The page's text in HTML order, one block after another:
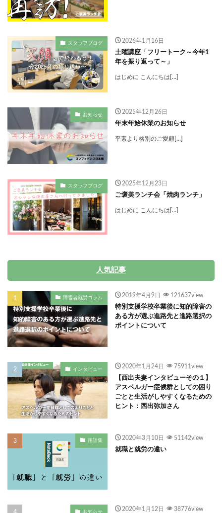
スタッフブログ 2026年1月16日
土曜講座「フリートーク～今年1
年を振り返って～」
はじめに こんにちは[…]
お知らせ 2025年12月26日
年末年始休業のお知らせ
平素より格別のご愛顧[…]
スタッフブログ 2025年12月23日
ご褒美ランチ会「焼肉ランチ」
はじめに こんにちは[…]
人気記事
障害者就労コラム 2019年4月9日 121637view
特別支援学校卒業後に知的障害の
ある方が選ぶ進路先と進路選択の
ポイントについて
インタビュー 2020年1月24日 75911view
【西出夫妻インタビューその１】
アスペルガー症候群としての困り
ごとと生活がしやすくなるための
ヒント：西出弥加さん
用語集 2020年3月10日 51142view
就職と就労の違い
お知らせ 2020年1月12日 38776view